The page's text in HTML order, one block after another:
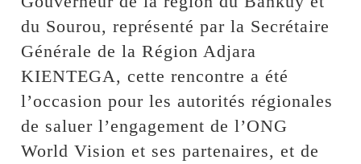
du Sourou, représenté par la Secrétaire
Générale de la Région Adjara
KIENTEGA, cette rencontre a été
l’occasion pour les autorités régionales
de saluer l’engagement de l’ONG
World Vision et ses partenaires, et de